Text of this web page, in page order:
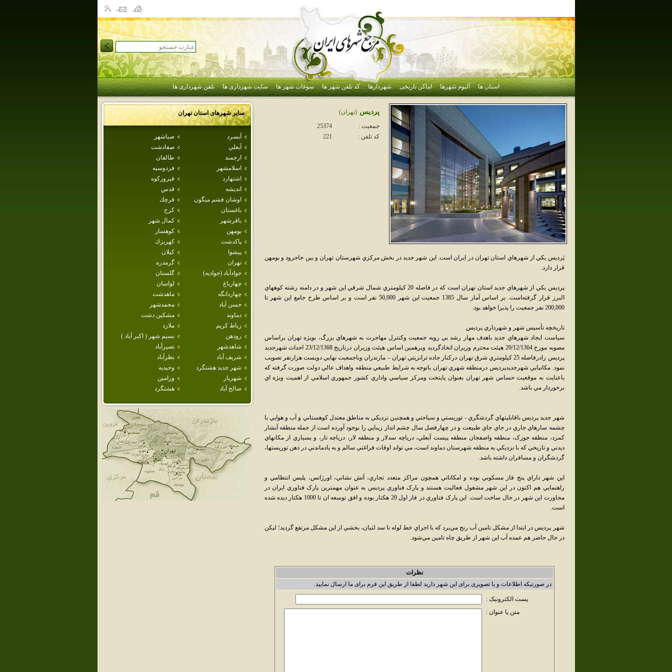
استان ها آلبوم شهرها اماکن تاریخی شهردارها کد تلفن شهر ها سوغات شهر ها سایت شهرداری ها تلفن شهرداری ها
سایر شهرهای استانتهران
آبسرد
صباشهر
آبعلي
صفادشت
ارجمند
طالقان
اسلامشهر
فردوسيه
اشتهارد
فيروزكوه
انديشه
قدس
اوشان فشم ميگون
قرچك
باغستان
كرج
باقرشهر
كمال شهر
بومهن
كوهسار
پاكدشت
كهريزك
پيشوا
كيلان
تهران
گرمدره
جوادآباد (جواديه)
گلستان
چهارباغ
لواسان
چهاردانگه
ماهدشت
حسن آباد
محمدشهر
دماوند
مشكين دشت
رباط كريم
ملارد
رودهن
نسيم شهر ( اكبر آباد )
شاهدشهر
نصيرآباد
شريف آباد
نظرآباد
شهر جديد هشتگرد
وحيديه
شهريار
ورامين
صالح آباد
هشتگرد
پرديس (تهران)
جمعیت :
25374
کد تلفن :
221
پَرديس يکي از شهرهاي استان تهران در ايران است. اين شهر جديد در بخش مرکزي شهرستان تهران و بين جاجرود و بومهن
قرار دارد.
پرديس يکي از شهرهاي جديد استان تهران است که در فاصله 20 کيلومتري شمال شرقي اين شهر و در دامنه رشته کوههاي
البرز قرار گرفته‌است. بر اساس آمار سال 1385 جمعيت اين شهر 50,000 نفر است و بر اساس طرح جامع اين شهر تا
200,000 نفر جمعيت را پذيرا خواهد بود.
تاريخچه تأسيس شهر و شهرداري پرديس
سياست ايجاد شهرهاي جديد باهدف مهار رشد بي رويه جمعيت وكنترل مهاجرت به شهرهاي بزرگ،‌ بويژه تهران براساس
مصوبه مورخ 20/12/1364 هيئت محترم وزيران اتخاذگرديد وبرهمين اساس هيئت وزيران درتاريخ 23/12/1368 احداث شهرجديد
پرديس رادرفاصله 25 كيلومتري شرق تهران دركنار جاده ترانزيتي تهران – مازندران وباجمعيت نهايي دويست هزارنفر تصويب
نمود. مكانيابي شهرجديدپرديس درمنطقه شهري تهران باتوجه به شرايط طبيعي منطقه واهداف عالي دولت صورت گرفته كه
باعنايت به موقعيت حساس شهر تهران بعنوان پايتخت ومركز سياسي واداري كشور جمهوري اسلامي از اهميت ويژه اي
برخوردار مي باشد.
شهر جديد پرديس باقابليتهاي گردشگري - توريستي و سياحتي و همچنين نزديکي به مناطق معتدل کوهستاني و آب و هوايي با
چشمه سارهاي جاري در جاي جاي طبيعت و در چهارفصل سال چشم انداز زيبايي را بوجود آورده است از جمله منطقه آبشار
کمرد، منطقه جوزک، منطقه واصفجان منطقه پيست آبعلي، درياچه سدلار و منطقه لار، درياچه تار، و بسياري از مکانهاي
ديدني و تاريخي که با نزديکي به منطقه شهرستان دماوند است، مي تواند اوقات فراغتي سالم و به يادماندني در ذهن توريستها،
گردشگران و مسافران داشته باشد.
اين شهر داراي پنج فاز مسکوني بوده و امکاناتي همچون مراکز متعدد تجاري، آتش نشاني، اورژانس، پليس انتظامي و
راهنمايي هم اکنون در اين شهر مشغول فعاليت هستند و پارک فناوري پرديس به عنوان مهمترين پارک فناوري ايران در
مجاورت اين شهر در حال ساخت ‌است. اين پارک فناوري در فاز اول 20 هکتار بوده و افق توسعه ان تا 1000 هکتار ديده شده‌
است.
شهر پرديس در ابتدا از مشکل تامين آب رنج مي‌برد که با اجراي خط لوله تا سد لتيان، بخشي از اين مشکل مرتفع گرديد؛ ليکن
در حال حاضر هم عمده آب اين شهر از طريق چاه تامين مي‌شود.
نظرات
در صورتیکه اطلاعات و یا تصویری برای این شهر دارید لطفا از طریق این فرم برای ما ارسال نمایید.
پست الکترونیک :
متن یا عنوان :